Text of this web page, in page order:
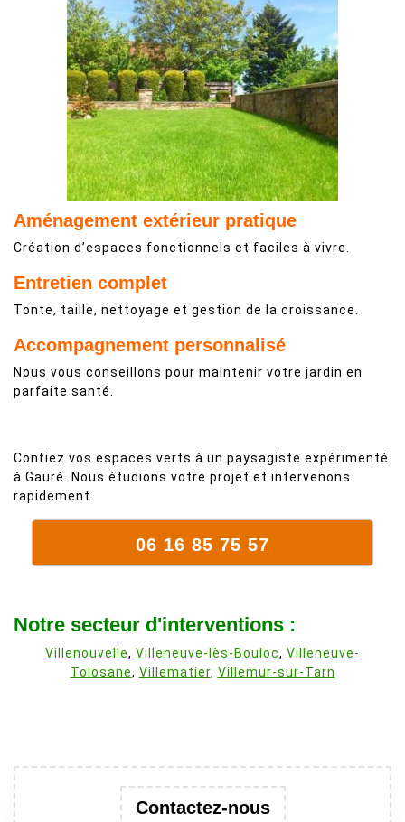
Aménagement extérieur pratique
Création d’espaces fonctionnels et faciles à vivre.
Entretien complet
Tonte, taille, nettoyage et gestion de la croissance.
Accompagnement personnalisé
Nous vous conseillons pour maintenir votre jardin en
parfaite santé.
Confiez vos espaces verts à un paysagiste expérimenté
à Gauré. Nous étudions votre projet et intervenons
rapidement.
06 16 85 75 57
Notre secteur d'interventions :
Villenouvelle, Villeneuve-lès-Bouloc, Villeneuve-
Tolosane, Villematier, Villemur-sur-Tarn
Contactez-nous